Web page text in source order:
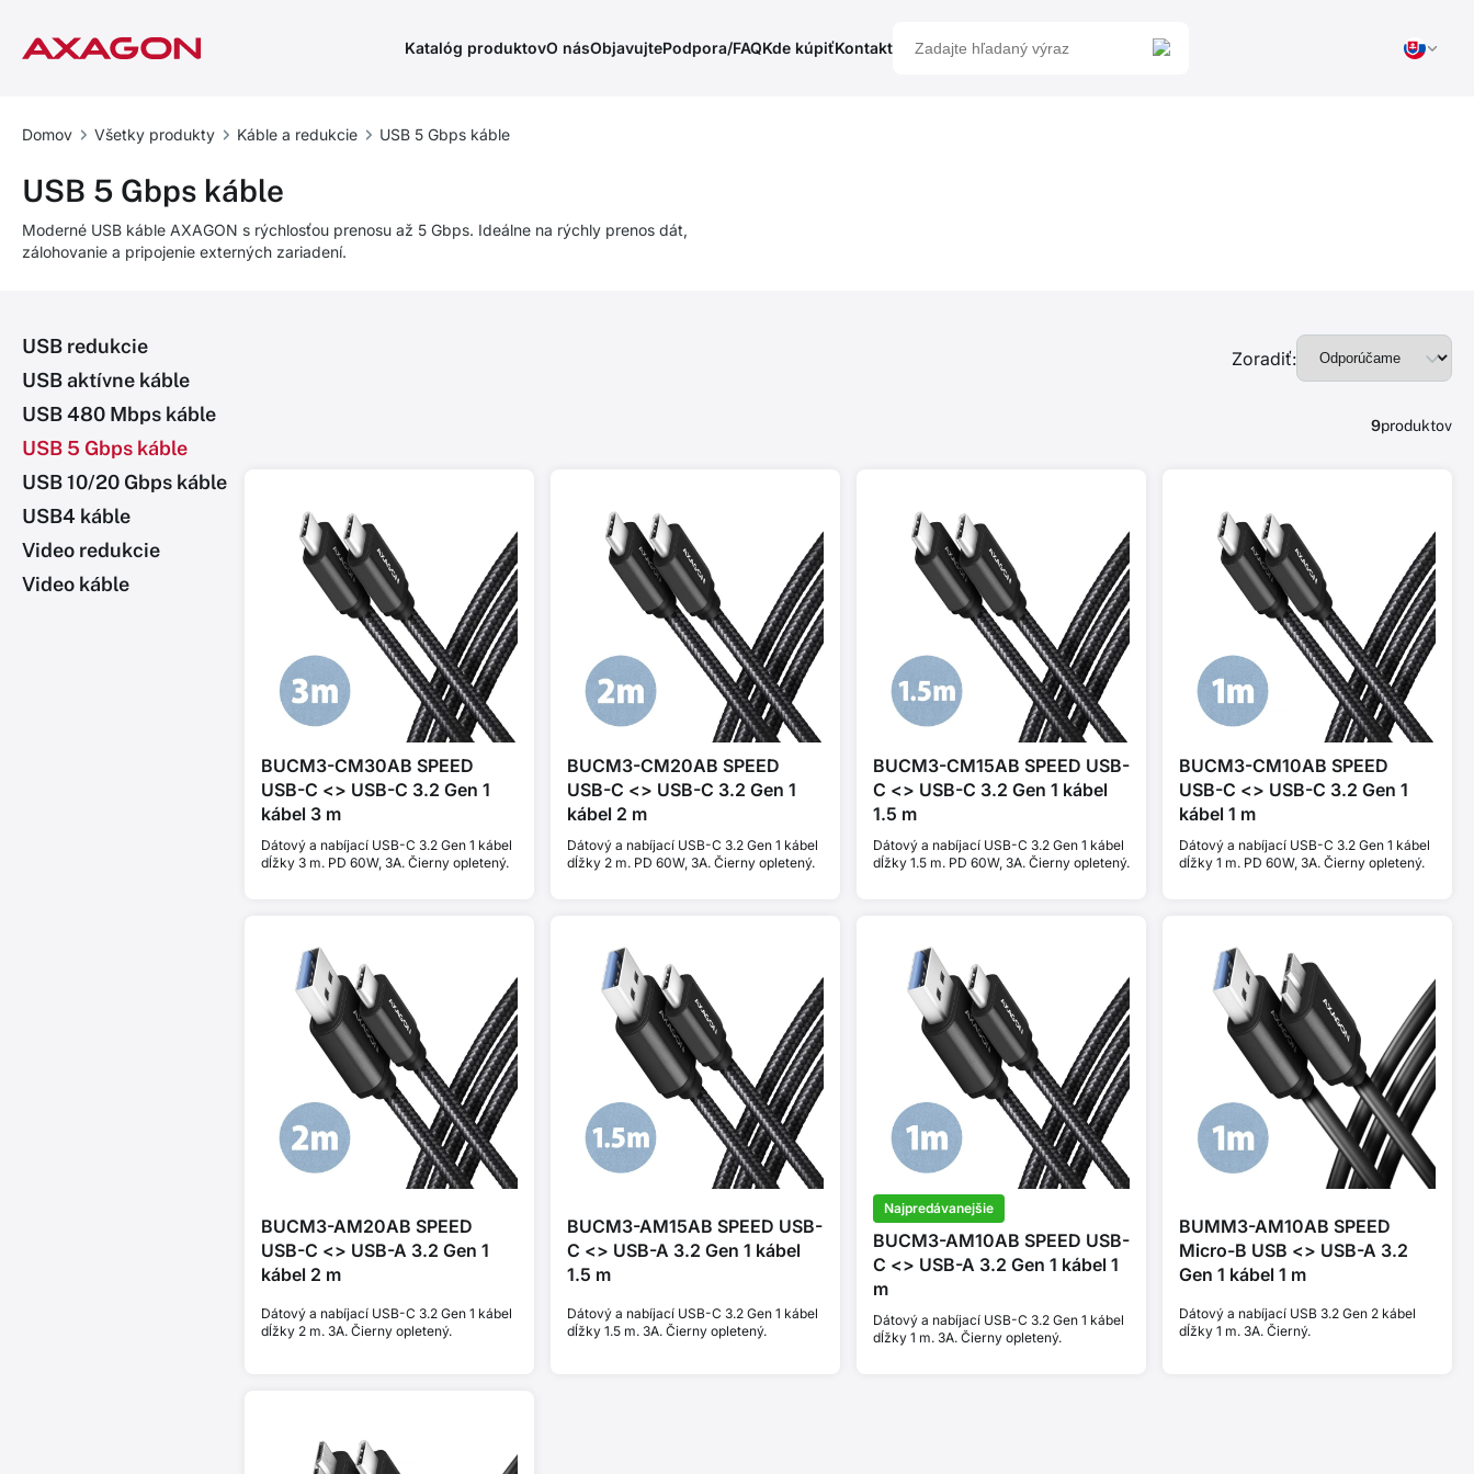
Katalóg produktovO násObjavujtePodpora/FAQKde kúpiťKontakt
Domov Všetky produkty Káble a redukcie USB 5 Gbps káble
USB 5 Gbps káble
Moderné USB káble AXAGON s rýchlosťou prenosu až 5 Gbps. Ideálne na rýchly prenos dát,
zálohovanie a pripojenie externých zariadení.
USB redukcie
USB aktívne káble
USB 480 Mbps káble
USB 5 Gbps káble
USB 10/20 Gbps káble
USB4 káble
Video redukcie
Video káble
Zoradiť:
9produktov
BUCM3-CM30AB SPEED
USB-C <> USB-C 3.2 Gen 1
kábel 3 m
Dátový a nabíjací USB-C 3.2 Gen 1 kábel
dĺžky 3 m. PD 60W, 3A. Čierny opletený.
BUCM3-CM20AB SPEED
USB-C <> USB-C 3.2 Gen 1
kábel 2 m
Dátový a nabíjací USB-C 3.2 Gen 1 kábel
dĺžky 2 m. PD 60W, 3A. Čierny opletený.
BUCM3-CM15AB SPEED USB-
C <> USB-C 3.2 Gen 1 kábel
1.5 m
Dátový a nabíjací USB-C 3.2 Gen 1 kábel
dĺžky 1.5 m. PD 60W, 3A. Čierny opletený.
BUCM3-CM10AB SPEED
USB-C <> USB-C 3.2 Gen 1
kábel 1 m
Dátový a nabíjací USB-C 3.2 Gen 1 kábel
dĺžky 1 m. PD 60W, 3A. Čierny opletený.
BUCM3-AM20AB SPEED
USB-C <> USB-A 3.2 Gen 1
kábel 2 m
Dátový a nabíjací USB-C 3.2 Gen 1 kábel
dĺžky 2 m. 3A. Čierny opletený.
BUCM3-AM15AB SPEED USB-
C <> USB-A 3.2 Gen 1 kábel
1.5 m
Dátový a nabíjací USB-C 3.2 Gen 1 kábel
dĺžky 1.5 m. 3A. Čierny opletený.
Najpredávanejšie
BUCM3-AM10AB SPEED USB-
C <> USB-A 3.2 Gen 1 kábel 1
m
Dátový a nabíjací USB-C 3.2 Gen 1 kábel
dĺžky 1 m. 3A. Čierny opletený.
BUMM3-AM10AB SPEED
Micro-B USB <> USB-A 3.2
Gen 1 kábel 1 m
Dátový a nabíjací USB 3.2 Gen 2 kábel
dĺžky 1 m. 3A. Čierný.